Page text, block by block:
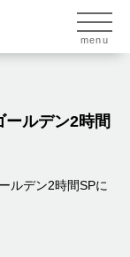
menu
ルデン2時間
ルデン2時間SPに